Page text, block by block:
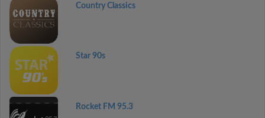
Country Classics
Star 90s
Rocket FM 95.3